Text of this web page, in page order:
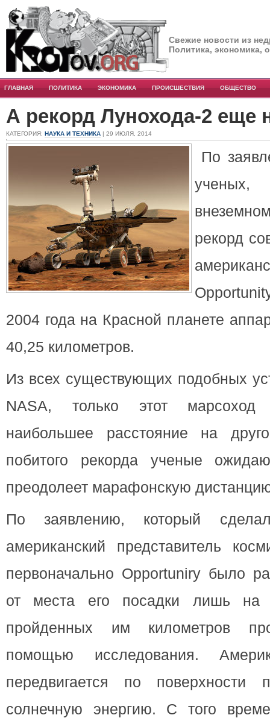
Свежие новости из
Политика, экономика,
ГЛАВНАЯ ПОЛИТИКА ЭКОНОМИКА ПРОИСШЕСТВИЯ ОБЩЕСТВО
А рекорд Лунохода-2 еще
КАТЕГОРИЯ: НАУКА И ТЕХНИКА | 29 ИЮЛЯ, 2014
По
рекорд
2004 года на Красной планете
40,25 километров.
Из всех существующих подобных
NASA, только этот марсоход
наибольшее расстояние на
побитого рекорда ученые
преодолеет марафонскую
По заявлению, который
американский представитель
первоначально Opportuniry было
от места его посадки лишь
пройденных им километров
помощью исследования.
передвигается по поверхности
солнечную энергию. С того